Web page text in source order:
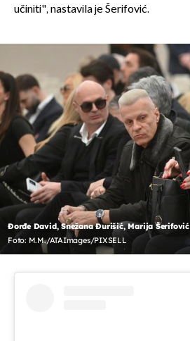
učiniti", nastavila je Šerifović.
Đorđe David, Snežana Đurišić, Marija Šerifović
Foto: M.M./ATAImages/PIXSELL